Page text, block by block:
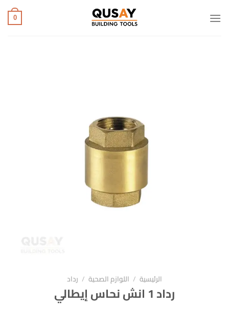
للمحتوى
0
الرئيسية / اللوازم الصحية / رداد
رداد 1 انش نحاس إيطالي